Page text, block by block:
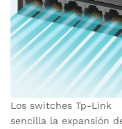
Los switches Tp-Link
sencilla la expansión